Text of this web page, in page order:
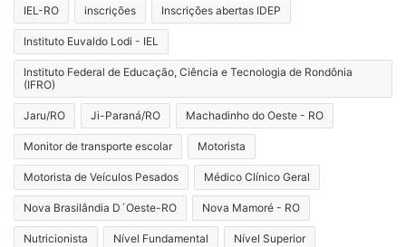
IEL-RO inscrições Inscrições abertas IDEP
Instituto Euvaldo Lodi - IEL
Instituto Federal de Educação, Ciência e Tecnologia de Rondônia
(IFRO)
Jaru/RO Ji-Paraná/RO Machadinho do Oeste - RO
Monitor de transporte escolar Motorista
Motorista de Veículos Pesados Médico Clínico Geral
Nova Brasilândia D´Oeste-RO Nova Mamoré - RO
Nutricionista Nível Fundamental Nível Superior